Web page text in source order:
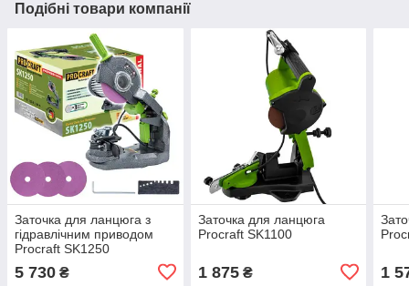
Подібні товари компанії
Заточка для ланцюга з
гідравлічним приводом
Procraft SK1250
5 730 ₴
Заточка для ланцюга
Procraft SK1100
1 875₴ 1